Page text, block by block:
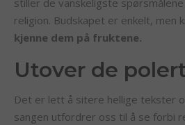
stiller de vanskeligste
religion. Budskapet er enkelt, men
kjenne dem på fruktene.
Utover de
Det er lett å sitere hellige tekster
sangen utfordrer oss til å se forbi